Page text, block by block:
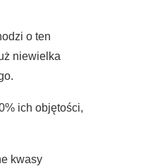
o ten
niewielka
ich objętości,
kwasy